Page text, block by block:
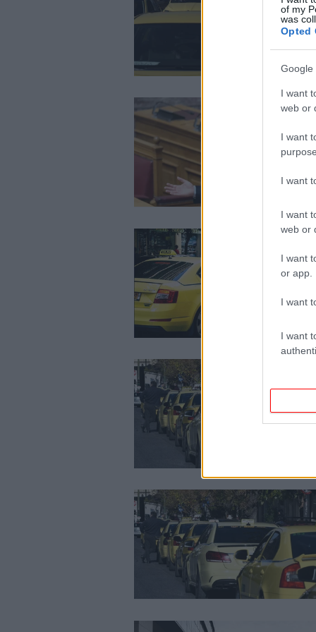
of my
was
Opted
Google
I want
web or
I want
I want
I want
web or
I want
or app.
I want
I want